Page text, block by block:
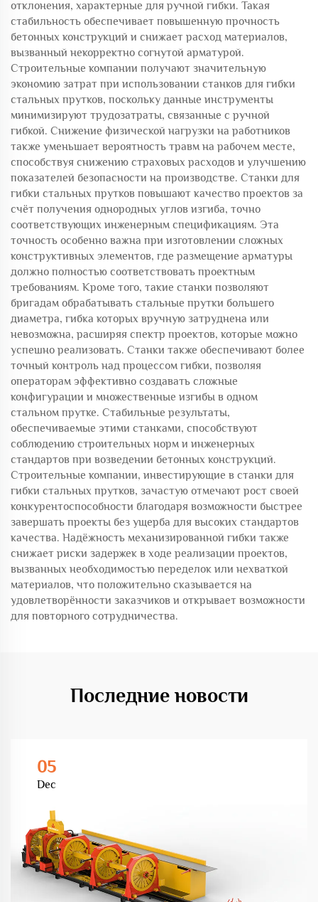
отклонения, характерные для ручной гибки. Такая
стабильность обеспечивает повышенную прочность
бетонных конструкций и снижает расход материалов,
вызванный некорректно согнутой арматурой.
Строительные компании получают значительную
экономию затрат при использовании станков для гибки
стальных прутков, поскольку данные инструменты
минимизируют трудозатраты, связанные с ручной
гибкой. Снижение физической нагрузки на работников
также уменьшает вероятность травм на рабочем месте,
способствуя снижению страховых расходов и улучшению
показателей безопасности на производстве. Станки для
гибки стальных прутков повышают качество проектов за
счёт получения однородных углов изгиба, точно
соответствующих инженерным спецификациям. Эта
точность особенно важна при изготовлении сложных
конструктивных элементов, где размещение арматуры
должно полностью соответствовать проектным
требованиям. Кроме того, такие станки позволяют
бригадам обрабатывать стальные прутки большего
диаметра, гибка которых вручную затруднена или
невозможна, расширяя спектр проектов, которые можно
успешно реализовать. Станки также обеспечивают более
точный контроль над процессом гибки, позволяя
операторам эффективно создавать сложные
конфигурации и множественные изгибы в одном
стальном прутке. Стабильные результаты,
обеспечиваемые этими станками, способствуют
соблюдению строительных норм и инженерных
стандартов при возведении бетонных конструкций.
Строительные компании, инвестирующие в станки для
гибки стальных прутков, зачастую отмечают рост своей
конкурентоспособности благодаря возможности быстрее
завершать проекты без ущерба для высоких стандартов
качества. Надёжность механизированной гибки также
снижает риски задержек в ходе реализации проектов,
вызванных необходимостью переделок или нехваткой
материалов, что положительно сказывается на
удовлетворённости заказчиков и открывает возможности
для повторного сотрудничества.
Последние новости
05
Dec